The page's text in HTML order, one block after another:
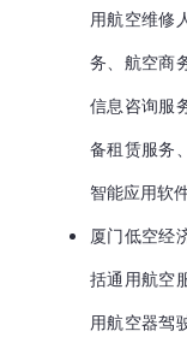
用航空维修
务、航空商
信息咨询服
备租赁服务
智能应用软
厦门低空经
括通用航空
用航空器驾